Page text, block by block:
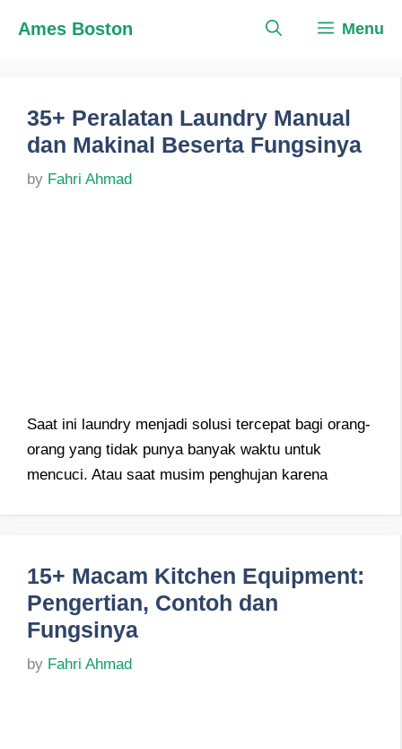
Ames Boston Menu
35+ Peralatan Laundry Manual
dan Makinal Beserta Fungsinya
by Fahri Ahmad
Saat ini laundry menjadi solusi tercepat bagi orang-
orang yang tidak punya banyak waktu untuk
mencuci. Atau saat musim penghujan karena
15+ Macam Kitchen Equipment:
Pengertian, Contoh dan
Fungsinya
by Fahri Ahmad